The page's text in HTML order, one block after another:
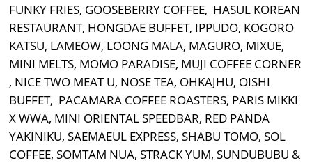
FUNKY FRIES, GOOSEBERRY COFFEE, HASUL KOREAN
RESTAURANT, HONGDAE BUFFET, IPPUDO, KOGORO
KATSU, LAMEOW, LOONG MALA, MAGURO, MIXUE,
MINI MELTS, MOMO PARADISE, MUJI COFFEE CORNER
, NICE TWO MEAT U, NOSE TEA, OHKAJHU, OISHI
BUFFET, PACAMARA COFFEE ROASTERS, PARIS MIKKI
X WWA, MINI ORIENTAL SPEEDBAR, RED PANDA
YAKINIKU, SAEMAEUL EXPRESS, SHABU TOMO, SOL
COFFEE, SOMTAM NUA, STRACK YUM, SUNDUBUBU &